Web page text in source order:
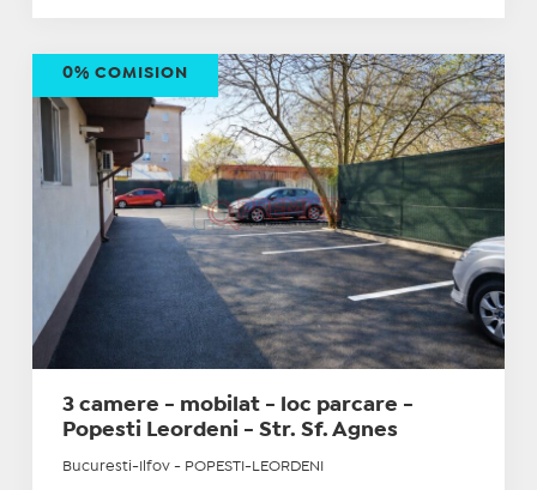
3 camere - mobilat - loc parcare -
Popesti Leordeni - Str. Sf. Agnes
Bucuresti-Ilfov - POPESTI-LEORDENI
0% COMISION